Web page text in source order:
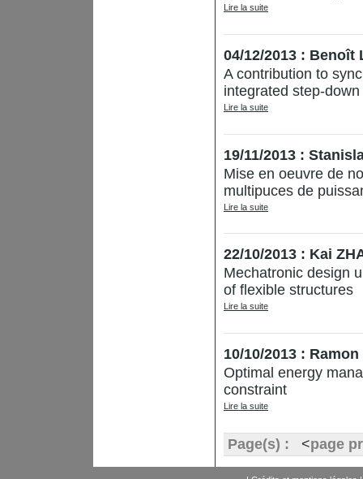
Lire la suite
04/12/2013 : Benoît
A contribution to
integrated step-
Lire la suite
19/11/2013 :
Mise en oeuvre de
multipuces de
Lire la suite
22/10/2013 : Kai
Mechatronic design
of flexible structures
Lire la suite
10/10/2013 :
Optimal energy
constraint
Lire la suite
Page(s) : <page